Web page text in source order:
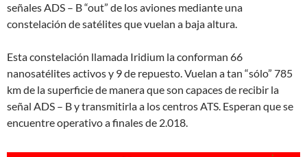
señales ADS – B “out” de los aviones mediante una
constelación de satélites que vuelan a baja altura.
Esta constelación llamada Iridium la conforman 66
nanosatélites activos y 9 de repuesto. Vuelan a tan “sólo” 785
km de la superficie de manera que son capaces de recibir la
señal ADS – B y transmitirla a los centros ATS. Esperan que se
encuentre operativo a finales de 2.018.